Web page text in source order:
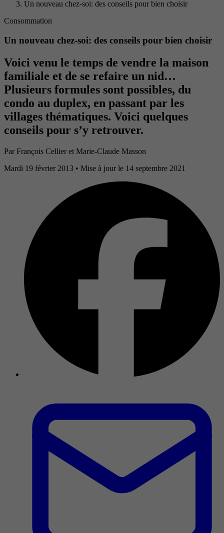
Un nouveau chez-soi: des conseils pour bien choisir
Consommation
Un nouveau chez-soi: des conseils pour bien choisir
Voici venu le temps de vendre la maison
familiale et de se refaire un nid…
Plusieurs formules sont possibles, du
condo au duplex, en passant par les
villages thématiques. Voici quelques
conseils pour s’y retrouver.
Par François Cellier et Marie-Claude Masson
Mardi 19 février 2013 • Mise à jour le 14 septembre 2021